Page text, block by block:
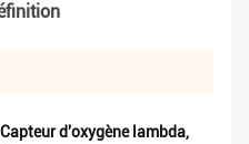
d'oxygène lambda,